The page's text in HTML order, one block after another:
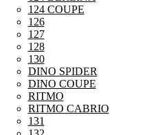
124 COUPE
126
127
128
130
DINO SPIDER
DINO COUPE
RITMO
RITMO CABRIO
131